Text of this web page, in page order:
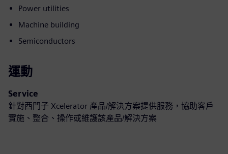
Power utilities
Machine building
Semiconductors
運動
Service
針對西門子 Xcelerator 產品/解決方案提供服務，協助客戶
實施、整合、操作或維護該產品/解決方案